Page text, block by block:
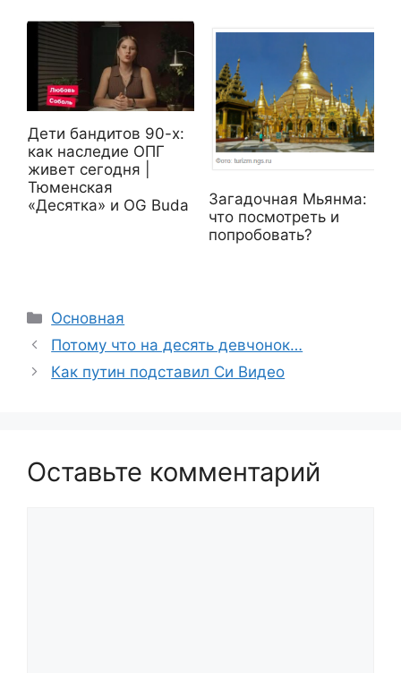
Дети бандитов 90-х:
как наследие ОПГ
живет сегодня |
Тюменская
«Десятка» и OG Buda
Загадочная Мьянма:
что посмотреть и
попробовать?
Рубрики
Основная
Потому что на десять девчонок…
Как путин подставил Си Видео
Оставьте комментарий